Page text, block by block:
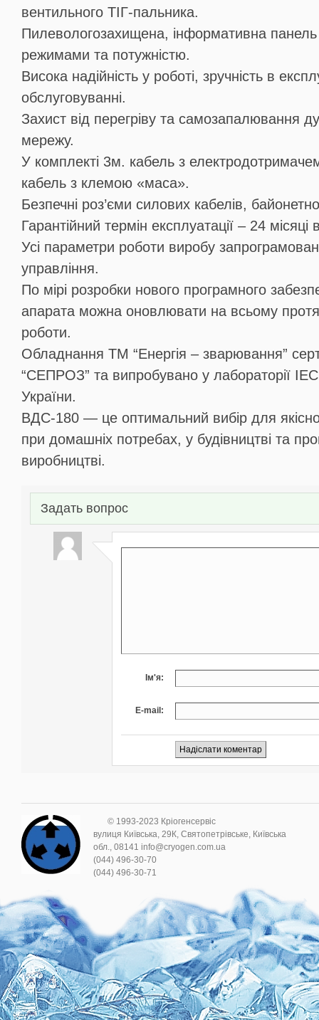
вентильного ТІГ-пальника.
Пилевологозахищена, інформативна панель
режимами та потужністю.
Висока надійність у роботі, зручність в
обслуговуванні.
Захист від перегріву та самозапалювання
мережу.
У комплекті 3м. кабель з
кабель з клемою «маса».
Безпечні роз’єми силових кабелів,
Гарантійний термін експлуатації – 24
Усі параметри роботи виробу
управління.
По мірі розробки нового програмного
апарата можна оновлювати на всьому
роботи.
Обладнання ТМ “Енергія – зварювання”
“СЕПРОЗ” та випробувано у лабораторії
України.
ВДС-180 — це оптимальний вибір для
при домашніх потребах, у будівництві та
виробництві.
Задать вопрос
Ім'я:
E-mail:
© 1993-2023 Кріогенсервіс
вулиця Київська, 29К, Святопетрівське, Київська
обл., 08141 info@cryogen.com.ua
(044) 496-30-70
(044) 496-30-71